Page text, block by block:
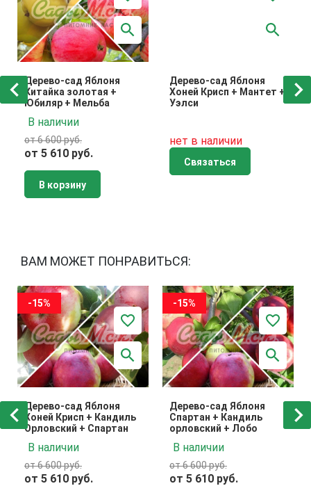
Дерево-сад Яблоня
Китайка золотая +
Юбиляр + Мельба
В наличии
от 6 600 руб.
от 5 610 руб.
В корзину
Дерево-сад Яблоня
Хоней Крисп + Мантет +
Уэлси
нет в наличии
Связаться
ВАМ МОЖЕТ ПОНРАВИТЬСЯ:
-15%
Дерево-сад Яблоня
Хоней Крисп + Кандиль
Орловский + Спартан
В наличии
от 6 600 руб.
от 5 610 руб.
-15%
Дерево-сад Яблоня
Спартан + Кандиль
орловский + Лобо
В наличии
от 6 600 руб.
от 5 610 руб.